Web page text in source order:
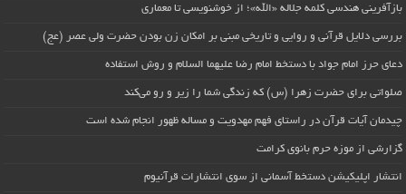
بازآفرینی هندسی کلمه جلاله «الله»؛ از خوشنویسی تا معماری
بررسی دلایل قرآنی و روایی و تاریخی مبنی بر امکان زن بودن حضرت ولی عصر (عج)
دعای حرز امام جواد با دستخط امام رضا علیهما السلام و روش استفاده
صلواتی برای حضرت زهرا (س) که زندگی شما را زیر و رو می‌کند
چیدمان آیات قرآن در راستای فهم مهدویت و مساله ظهور انجام شده است
گزارشی از موزه حرم بانوی کرامت
انتشار اپلیکیشن دستخط آسمانی از سوی انتشارات قرآنیوم